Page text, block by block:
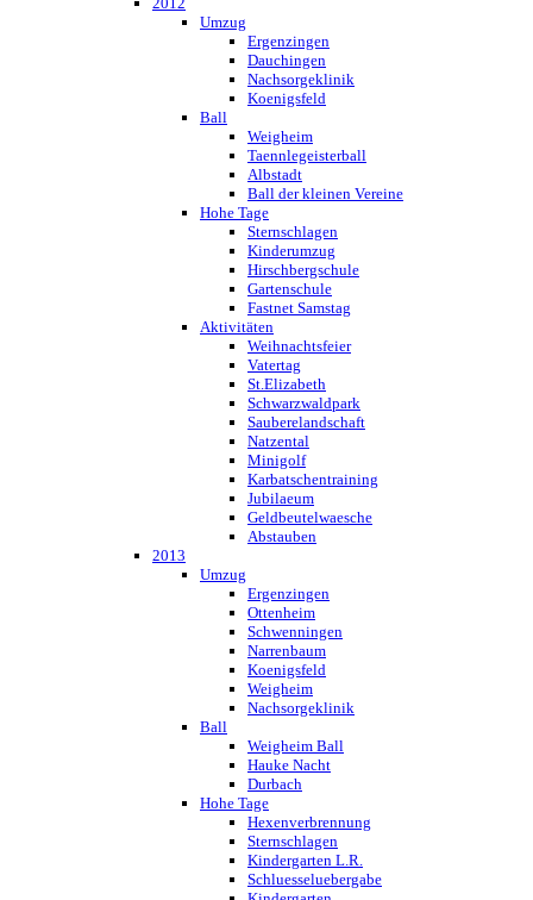
Umzug
Ergenzingen
Dauchingen
Nachsorgeklinik
Koenigsfeld
Ball
Weigheim
Taennlegeisterball
Albstadt
Ball der kleinen Vereine
Hohe Tage
Sternschlagen
Kinderumzug
Hirschbergschule
Gartenschule
Fastnet Samstag
Aktivitäten
Weihnachtsfeier
Vatertag
St.Elizabeth
Schwarzwaldpark
Sauberelandschaft
Natzental
Minigolf
Karbatschentraining
Jubilaeum
Geldbeutelwaesche
Abstauben
2013
Umzug
Ergenzingen
Ottenheim
Schwenningen
Narrenbaum
Koenigsfeld
Weigheim
Nachsorgeklinik
Ball
Weigheim Ball
Hauke Nacht
Durbach
Hohe Tage
Hexenverbrennung
Sternschlagen
Kindergarten L.R.
Schluesseluebergabe